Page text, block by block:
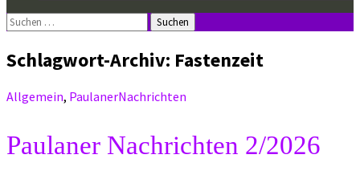
Suchen
nach:
Schlagwort-Archiv: Fastenzeit
Allgemein, PaulanerNachrichten
Paulaner Nachrichten 2/2026